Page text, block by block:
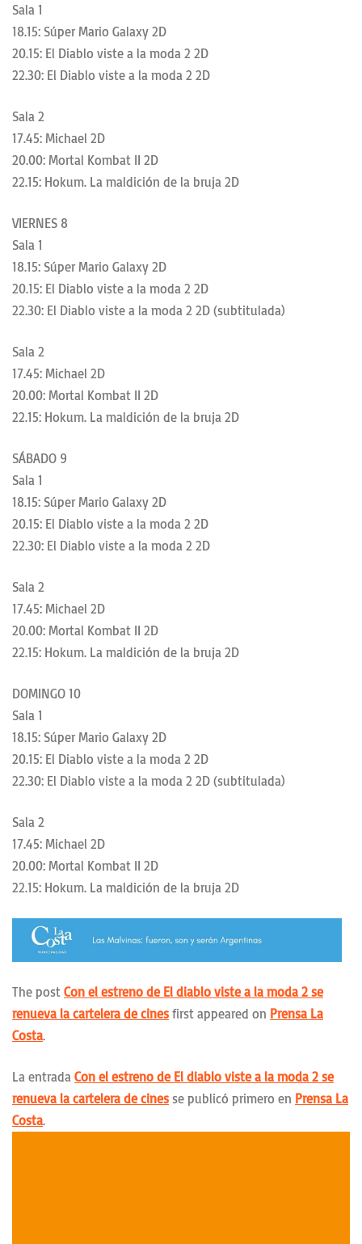
Sala 1
18.15: Súper Mario Galaxy 2D
20.15: El Diablo viste a la moda 2 2D
22.30: El Diablo viste a la moda 2 2D
Sala 2
17.45: Michael 2D
20.00: Mortal Kombat II 2D
22.15: Hokum. La maldición de la bruja 2D
VIERNES 8
Sala 1
18.15: Súper Mario Galaxy 2D
20.15: El Diablo viste a la moda 2 2D
22.30: El Diablo viste a la moda 2 2D (subtitulada)
Sala 2
17.45: Michael 2D
20.00: Mortal Kombat II 2D
22.15: Hokum. La maldición de la bruja 2D
SÁBADO 9
Sala 1
18.15: Súper Mario Galaxy 2D
20.15: El Diablo viste a la moda 2 2D
22.30: El Diablo viste a la moda 2 2D
Sala 2
17.45: Michael 2D
20.00: Mortal Kombat II 2D
22.15: Hokum. La maldición de la bruja 2D
DOMINGO 10
Sala 1
18.15: Súper Mario Galaxy 2D
20.15: El Diablo viste a la moda 2 2D
22.30: El Diablo viste a la moda 2 2D (subtitulada)
Sala 2
17.45: Michael 2D
20.00: Mortal Kombat II 2D
22.15: Hokum. La maldición de la bruja 2D
The post Con el estreno de El diablo viste a la moda 2 se
renueva la cartelera de cines first appeared on Prensa La
Costa.
La entrada Con el estreno de El diablo viste a la moda 2 se
renueva la cartelera de cines se publicó primero en Prensa La
Costa.